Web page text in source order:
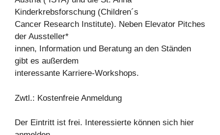
Kinderkrebsforschung (Children´s
Cancer Research Institute). Neben Elevator Pitches
der Aussteller*
innen, Information und Beratung an den Ständen
gibt es außerdem
interessante Karriere-Workshops.
Zwtl.: Kostenfreie Anmeldung
Der Eintritt ist frei. Interessierte können sich hier